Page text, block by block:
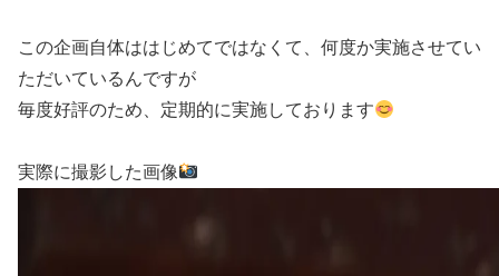
この企画自体ははじめてではなくて、何度か実施させてい
ただいているんですが
毎度好評のため、定期的に実施しております
実際に撮影した画像